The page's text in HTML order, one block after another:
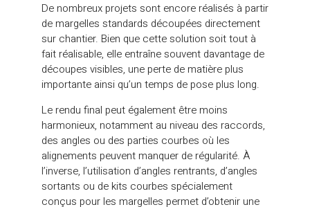
De nombreux projets sont encore réalisés à partir
de margelles standards découpées directement
sur chantier. Bien que cette solution soit tout à
fait réalisable, elle entraîne souvent davantage de
découpes visibles, une perte de matière plus
importante ainsi qu’un temps de pose plus long.
Le rendu final peut également être moins
harmonieux, notamment au niveau des raccords,
des angles ou des parties courbes où les
alignements peuvent manquer de régularité. À
l’inverse, l’utilisation d’angles rentrants, d’angles
sortants ou de kits courbes spécialement
conçus pour les margelles permet d’obtenir une